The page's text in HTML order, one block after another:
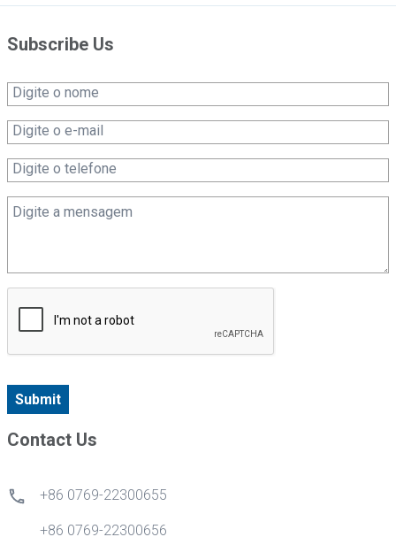
Contact Us
+86 0769-22300655
+86 0769-22300656
Subscribe Us
Submit